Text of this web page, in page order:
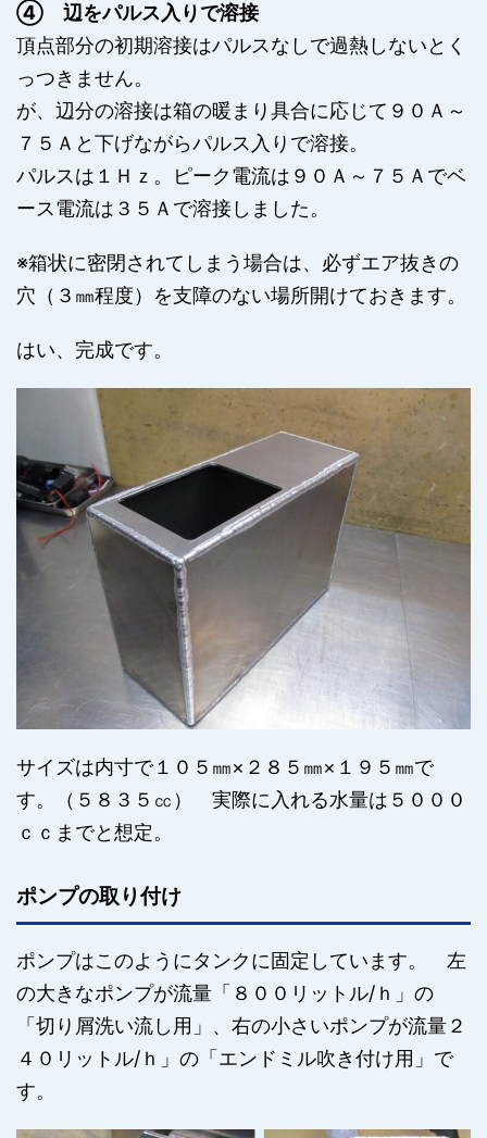
④ 辺をパルス入りで溶接
頂点部分の初期溶接はパルスなしで過熱しないとく
っつきません。
が、辺分の溶接は箱の暖まり具合に応じて９０Ａ～
７５Ａと下げながらパルス入りで溶接。
パルスは１Ｈｚ。ピーク電流は９０Ａ～７５Ａでベ
ース電流は３５Ａで溶接しました。
※箱状に密閉されてしまう場合は、必ずエア抜きの
穴（３㎜程度）を支障のない場所開けておきます。
はい、完成です。
サイズは内寸で１０５㎜×２８５㎜×１９５㎜で
す。（５８３５㏄） 実際に入れる水量は５０００
ｃｃまでと想定。
ポンプの取り付け
ポンプはこのようにタンクに固定しています。 左
の大きなポンプが流量「８００リットル/ｈ」の
「切り屑洗い流し用」、右の小さいポンプが流量２
４０リットル/ｈ」の「エンドミル吹き付け用」で
す。